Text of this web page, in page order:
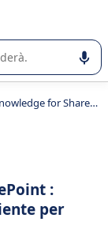
un
ShareKnowledge for SharePoint
:
per